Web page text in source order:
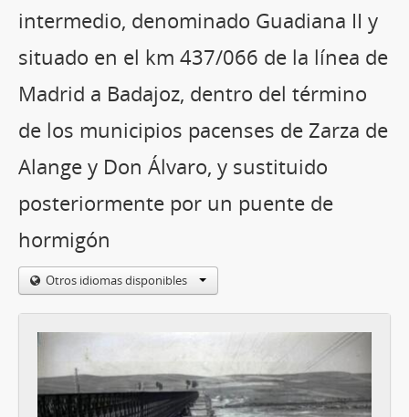
intermedio, denominado Guadiana II y
situado en el km 437/066 de la línea de
Madrid a Badajoz, dentro del término
de los municipios pacenses de Zarza de
Alange y Don Álvaro, y sustituido
posteriormente por un puente de
hormigón
Otros idiomas disponibles